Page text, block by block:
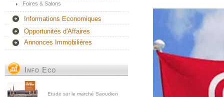
Foires & Salons
Informations Economiques
Opportunités d'Affaires
Annonces Immobilières
Etude sur le marché Saoudien